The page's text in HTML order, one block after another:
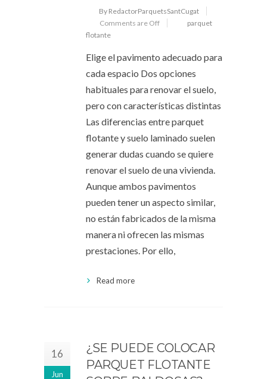
By RedactorParquetsSantCugat
Comments are Off
parquet
flotante
Elige el pavimento adecuado para
cada espacio Dos opciones
habituales para renovar el suelo,
pero con características distintas
Las diferencias entre parquet
flotante y suelo laminado suelen
generar dudas cuando se quiere
renovar el suelo de una vivienda.
Aunque ambos pavimentos
pueden tener un aspecto similar,
no están fabricados de la misma
manera ni ofrecen las mismas
prestaciones. Por ello,
Read more
16
Jun
¿SE PUEDE COLOCAR
PARQUET FLOTANTE